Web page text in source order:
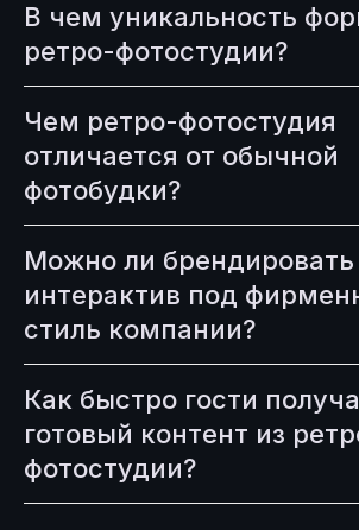
В чем уникальность
ретро-фотостудии?
Чем ретро-фотостудия
отличается от обычной
фотобудки?
Можно ли брендировать
интерактив под
стиль компании?
Как быстро гости
готовый контент из
фотостудии?